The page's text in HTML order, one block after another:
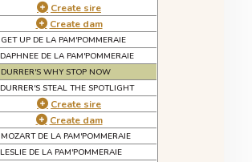
Create sire
Create dam
GET UP DE LA PAM'POMMERAIE
DAPHNEE DE LA PAM'POMMERAIE
DURRER'S WHY STOP NOW
DURRER'S STEAL THE SPOTLIGHT
Create sire
Create dam
MOZART DE LA PAM'POMMERAIE
LESLIE DE LA PAM'POMMERAIE